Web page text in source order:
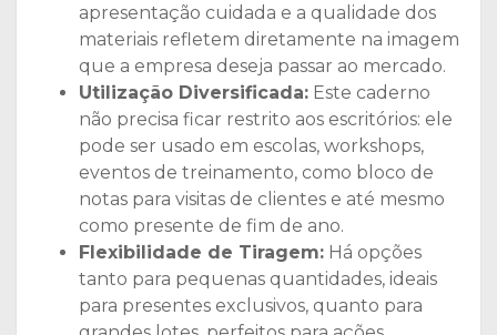
apresentação cuidada e a qualidade dos
materiais refletem diretamente na imagem
que a empresa deseja passar ao mercado.
Utilização Diversificada: Este caderno
não precisa ficar restrito aos escritórios: ele
pode ser usado em escolas, workshops,
eventos de treinamento, como bloco de
notas para visitas de clientes e até mesmo
como presente de fim de ano.
Flexibilidade de Tiragem: Há opções
tanto para pequenas quantidades, ideais
para presentes exclusivos, quanto para